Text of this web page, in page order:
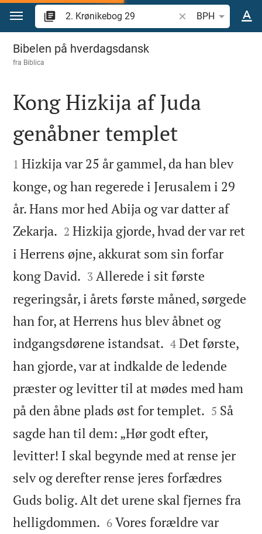
Gå til indhold
Søg efter bibelvers
BPH
2. Krønikebog 29
Bibelen på hverdagsdansk
fra Biblica

Kong Hizkija af Juda
genåbner templet

1 Hizkija var 25 år gammel, da han blev
konge, og han regerede i Jerusalem i 29
år. Hans mor hed Abija og var datter af
Zekarja. 

2 Hizkija gjorde, hvad der var ret
i Herrens øjne, akkurat som sin forfar
kong David. 

3 Allerede i sit første
regeringsår, i årets første måned, sørgede
han for, at Herrens hus blev åbnet og
indgangsdørene istandsat. 

4 Det første,
han gjorde, var at indkalde de ledende
præster og levitter til at mødes med ham
på den åbne plads øst for templet. 

5 Så
sagde han til dem: „Hør godt efter,
levitter! I skal begynde med at rense jer
selv og derefter rense jeres forfædres
Guds bolig. Alt det urene skal fjernes fra
helligdommen. 

6 Vores forældre var